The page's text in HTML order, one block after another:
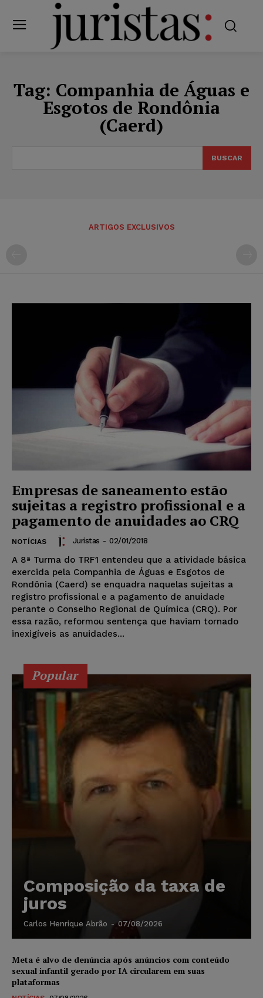
Tag: Companhia de Águas e
Esgotos de Rondônia
(Caerd)
BUSCAR
ARTIGOS EXCLUSIVOS
Empresas de saneamento estão
sujeitas a registro profissional e a
pagamento de anuidades ao CRQ
NOTÍCIAS Juristas - 02/01/2018
A 8ª Turma do TRF1 entendeu que a atividade básica
exercida pela Companhia de Águas e Esgotos de
Rondônia (Caerd) se enquadra naquelas sujeitas a
registro profissional e a pagamento de anuidade
perante o Conselho Regional de Química (CRQ). Por
essa razão, reformou sentença que haviam tornado
inexigíveis as anuidades...
Popular
Composição da taxa de
juros
Carlos Henrique Abrão - 07/08/2026
Meta é alvo de denúncia após anúncios com conteúdo
sexual infantil gerado por IA circularem em suas
plataformas